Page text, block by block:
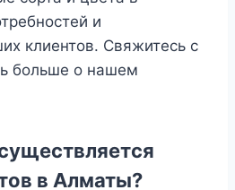
и
клиентов. Свяжитесь с
больше о нашем
в Алматы?